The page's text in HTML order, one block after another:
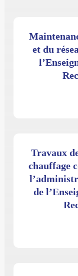
et du
Travaux
chauffage
de